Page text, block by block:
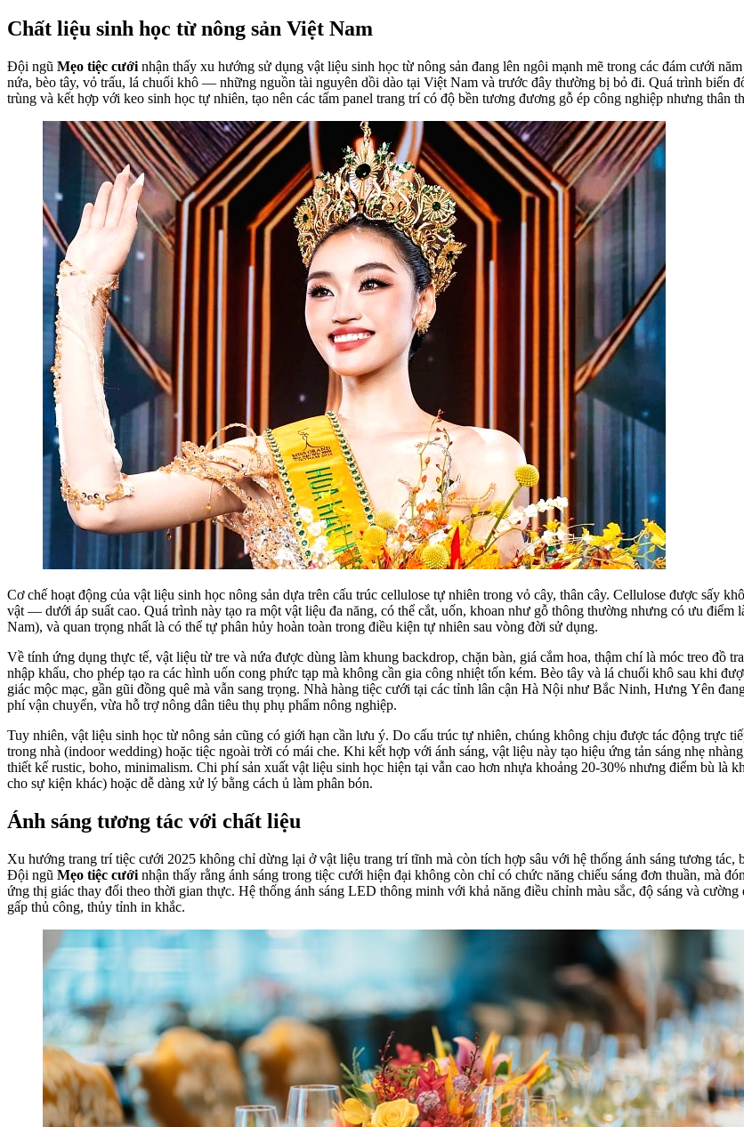
Chất liệu sinh học từ nông sản Việt Nam
Đội ngũ Mẹo tiệc cưới nhận thấy xu hướng sử dụng vật liệu sinh học từ nông sản đang lên ngôi mạnh mẽ trong các đám cưới
nứa, bèo tây, vỏ trấu, lá chuối khô — những nguồn tài nguyên dồi dào tại Việt Nam và trước đây thường bị bỏ đi. Quá trình biến
trùng và kết hợp với keo sinh học tự nhiên, tạo nên các tấm panel trang trí có độ bền tương đương gỗ ép công nghiệp nhưng thân
Cơ chế hoạt động của vật liệu sinh học nông sản dựa trên cấu trúc cellulose tự nhiên trong vỏ cây, thân cây. Cellulose được sấy
vật — dưới áp suất cao. Quá trình này tạo ra một vật liệu đa năng, có thể cắt, uốn, khoan như gỗ thông thường nhưng có ưu
Nam), và quan trọng nhất là có thể tự phân hủy hoàn toàn trong điều kiện tự nhiên sau vòng đời sử dụng.
Về tính ứng dụng thực tế, vật liệu từ tre và nứa được dùng làm khung backdrop, chặn bàn, giá cắm hoa, thậm chí là móc treo đồ
nhập khẩu, cho phép tạo ra các hình uốn cong phức tạp mà không cần gia công nhiệt tốn kém. Bèo tây và lá chuối khô sau khi
giác mộc mạc, gần gũi đồng quê mà vẫn sang trọng. Nhà hàng tiệc cưới tại các tỉnh lân cận Hà Nội như Bắc Ninh, Hưng Yên
phí vận chuyển, vừa hỗ trợ nông dân tiêu thụ phụ phẩm nông nghiệp.
Tuy nhiên, vật liệu sinh học từ nông sản cũng có giới hạn cần lưu ý. Do cấu trúc tự nhiên, chúng không chịu được tác động trực
trong nhà (indoor wedding) hoặc tiệc ngoài trời có mái che. Khi kết hợp với ánh sáng, vật liệu này tạo hiệu ứng tản sáng nhẹ
thiết kế rustic, boho, minimalism. Chi phí sản xuất vật liệu sinh học hiện tại vẫn cao hơn nhựa khoảng 20-30% nhưng điểm bù là
cho sự kiện khác) hoặc dễ dàng xử lý bằng cách ủ làm phân bón.
Ánh sáng tương tác với chất liệu
Xu hướng trang trí tiệc cưới 2025 không chỉ dừng lại ở vật liệu trang trí tĩnh mà còn tích hợp sâu với hệ thống ánh sáng tương tác,
Đội ngũ Mẹo tiệc cưới nhận thấy rằng ánh sáng trong tiệc cưới hiện đại không còn chỉ có chức năng chiếu sáng đơn thuần, mà
ứng thị giác thay đổi theo thời gian thực. Hệ thống ánh sáng LED thông minh với khả năng điều chỉnh màu sắc, độ sáng và
gấp thủ công, thủy tỉnh in khắc.